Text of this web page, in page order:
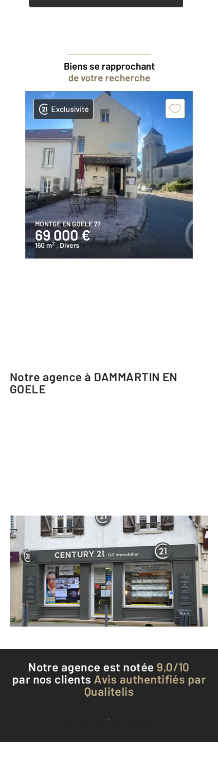
Biens se rapprochant
de votre recherche
Exclusivité
MONTGE EN GOELE 77
69 000 €
160 m2 , Divers
Notre agence à DAMMARTIN EN
GOELE
CENTURY 21 GP Immobilier
133 rue du Général de Gaulle
DAMMARTIN EN GOELE - 77230
Envoyer un message
Téléphoner à l'agence
Notre agence est notée 9,0/10
par nos clients Avis authentifiés par
Qualitelis
Voir tous les avis clients